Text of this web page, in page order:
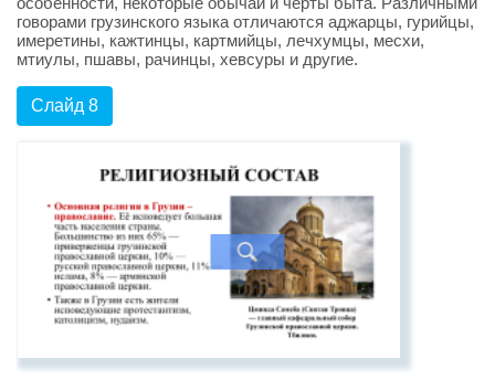
говорами грузинского языка отличаются аджарцы, гурийцы,
имеретины, кажтинцы, картмийцы, лечхумцы, месхи,
мтиулы, пшавы, рачинцы, хевсуры и другие.
Слайд 8